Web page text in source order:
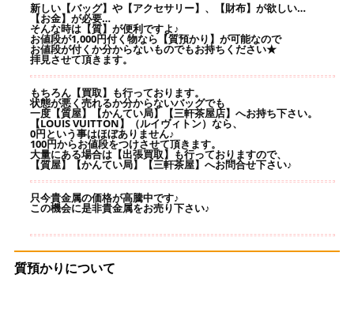
新しい【バッグ】や【アクセサリー】、【財布】が欲しい…
【お金】が必要…
そんな時は【質】が便利ですよ♪
お値段が1,000円付く物なら【質預かり】が可能なので
お値段が付くか分からないものでもお持ちください★
拝見させて頂きます。
もちろん【買取】も行っております。
状態が悪く売れるか分からないバッグでも
一度【質屋】【かんてい局】【三軒茶屋店】へお持ち下さい。
【LOUIS VUITTON】（ルイヴィトン）なら、
0円という事はほぼありません♪
100円からお値段をつけさせて頂きます。
大量にある場合は【出張買取】も行っておりますので、
【質屋】【かんてい局】【三軒茶屋】へお問合せ下さい♪
只今貴金属の価格が高騰中です♪
この機会に是非貴金属をお売り下さい♪
質預かりについて